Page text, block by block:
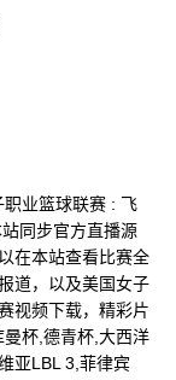
业篮球联赛 : 飞
同步官方直播源
在本站查看比赛全
道，以及美国女子
视频下载，精彩片
杯,德青杯,大西洋
亚LBL 3,菲律宾